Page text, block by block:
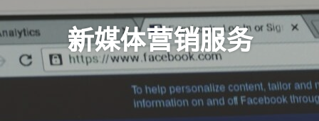
新媒体营销服务